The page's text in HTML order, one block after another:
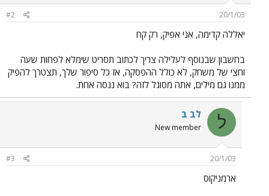
20/1/03
#2
יאללה קדימה, אני אפיק, רק קח
בחשבון שבנוסף לעלילה צריך לכתוב תסריט שימלא לפחות שעה
וחצי של משחק, לא כולל ההפסקה, אז כל סיפור שלך, תצטרך להפיק
ממנו גם מילים, אתה מסוגל לזה? בוא ננסה אחת.
ל לב ב
New member
20/1/03
#3
ארמניקוס